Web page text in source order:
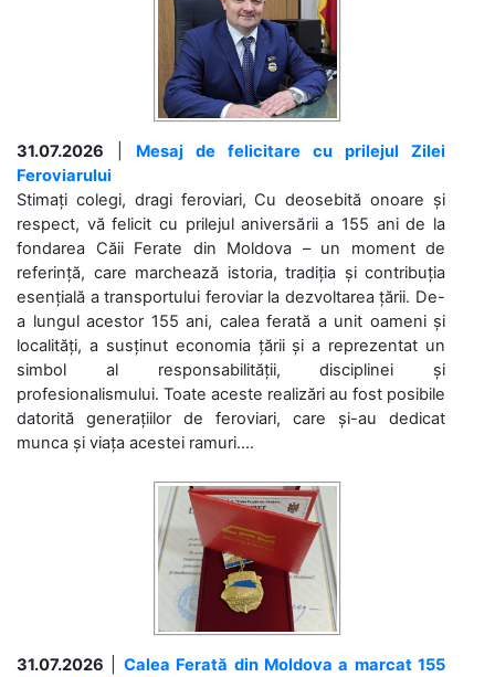
31.07.2026
Mesaj de felicitare cu prilejul Zilei
Feroviarului
Stimați colegi, dragi feroviari, Cu deosebită onoare și
respect, vă felicit cu prilejul aniversării a 155 ani de la
fondarea Căii Ferate din Moldova – un moment de
referință, care marchează istoria, tradiția și contribuția
esențială a transportului feroviar la dezvoltarea țării. De-
a lungul acestor 155 ani, calea ferată a unit oameni și
localități, a susținut economia țării și a reprezentat un
simbol al responsabilității, disciplinei și
profesionalismului. Toate aceste realizări au fost posibile
datorită generațiilor de feroviari, care și-au dedicat
munca și viața acestei ramuri....
31.07.2026
Calea Ferată din Moldova a marcat 155